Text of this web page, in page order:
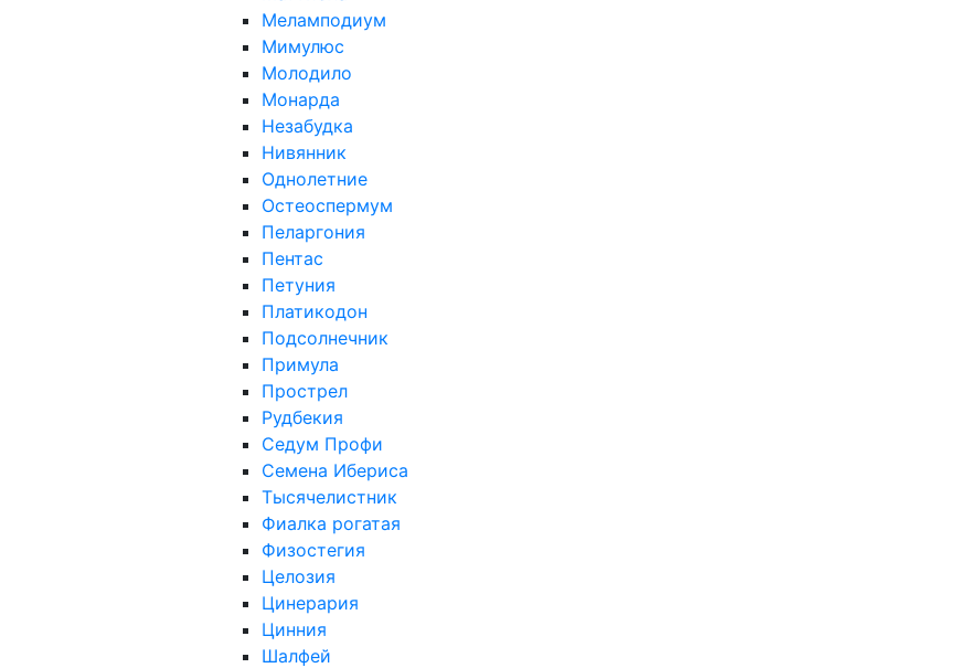
Меламподиум
Мимулюс
Молодило
Монарда
Незабудка
Нивянник
Однолетние
Остеоспермум
Пеларгония
Пентас
Петуния
Платикодон
Подсолнечник
Примула
Прострел
Рудбекия
Седум Профи
Семена Ибериса
Тысячелистник
Фиалка рогатая
Физостегия
Целозия
Цинерария
Цинния
Шалфей